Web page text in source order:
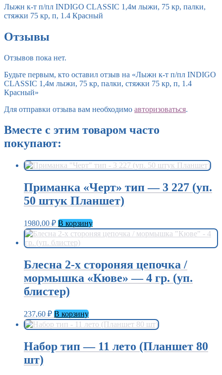
Лыжн к-т п/пл INDIGO CLASSIC 1,4м лыжи, 75 кр, палки,
стяжки 75 кр, п, 1.4 Красный
Отзывы
Отзывов пока нет.
Будьте первым, кто оставил отзыв на «Лыжн к-т п/пл INDIGO
CLASSIC 1,4м лыжи, 75 кр, палки, стяжки 75 кр, п, 1.4
Красный»
Для отправки отзыва вам необходимо авторизоваться.
Вместе с этим товаром часто
покупают:
Приманка «Черт» тип — 3 227 (уп.
50 штук Планшет)
1980,00 ₽ В корзину
Блесна 2-х стороняя цепочка /
мормышка «Кюве» — 4 гр. (уп.
блистер)
237,60 ₽ В корзину
Набор тип — 11 лето (Планшет 80
шт)